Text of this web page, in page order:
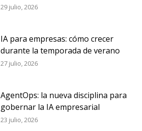
29 julio, 2026
IA para empresas: cómo crecer
durante la temporada de verano
27 julio, 2026
AgentOps: la nueva disciplina para
gobernar la IA empresarial
23 julio, 2026